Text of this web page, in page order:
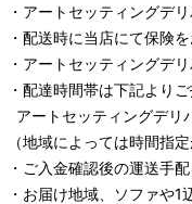
・ アートセッティングデ
・配送時に当店にて保険
・ アートセッティングデ
・配達時間帯は下記よりご
アートセッティングデリ
（地域によっては時間指
・ご入金確認後の運送手
・お届け地域、ソファや